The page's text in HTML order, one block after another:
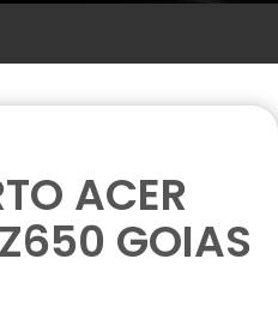
ACER
GOIAS